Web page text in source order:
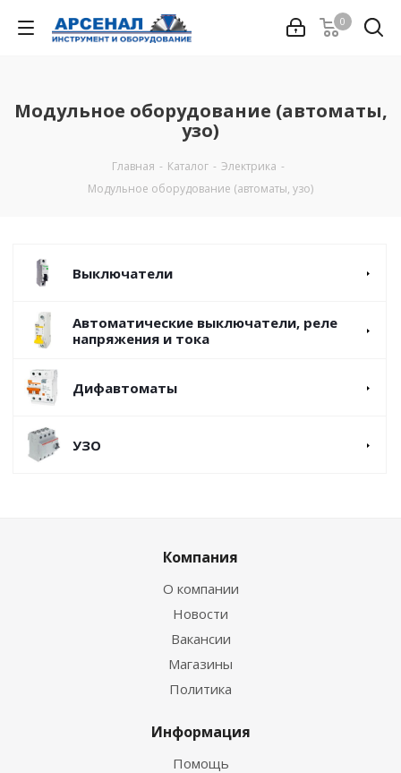
0
Модульное оборудование (автоматы,
узо)
Главная - Каталог - Электрика -
Модульное оборудование (автоматы, узо)
Выключатели
Автоматические выключатели, реле
напряжения и тока
Дифавтоматы
УЗО
Компания
О компании
Новости
Вакансии
Магазины
Политика
Информация
Помощь